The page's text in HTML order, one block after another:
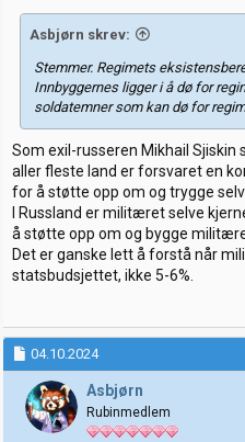
Asbjørn skrev:
Stemmer. Regimets
Innbyggernes ligger i å dø for
soldatemner som kan dø for
Som exil-russeren Mikhail Sjiskin
aller fleste land er forsvaret en
for å støtte opp om og trygge
I Russland er militæret selve
å støtte opp om og bygge
Det er ganske lett å forstå når
statsbudsjettet, ikke 5-6%.
04.10.2024
Asbjørn
Rubinmedlem